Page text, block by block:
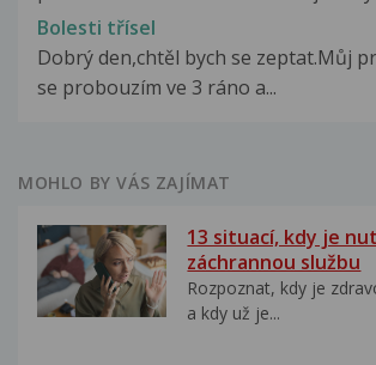
Bolesti třísel
Dobrý den,chtěl bych se zeptat.Můj
se probouzím ve 3 ráno a...
MOHLO BY VÁS ZAJÍMAT
13 situací, kdy je
záchrannou službu
Rozpoznat, kdy je
a kdy už je...